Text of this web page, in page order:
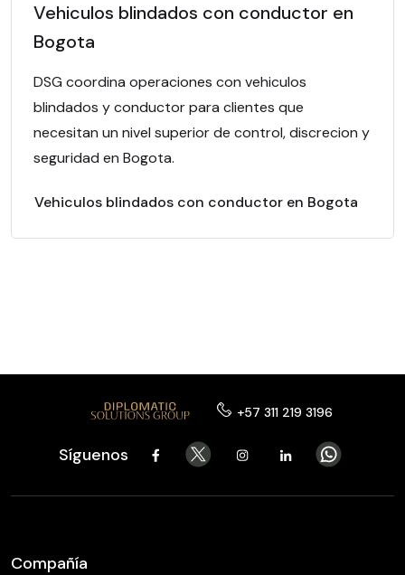
Vehiculos blindados con conductor en
Bogota
DSG coordina operaciones con vehiculos
blindados y conductor para clientes que
necesitan un nivel superior de control, discrecion y
seguridad en Bogota.
Vehiculos blindados con conductor en Bogota
+57 311 219 3196
Síguenos
Compañía